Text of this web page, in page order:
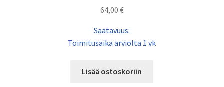
64,00 €
Saatavuus:
Toimitusaika arviolta 1 vk
Lisää ostoskoriin